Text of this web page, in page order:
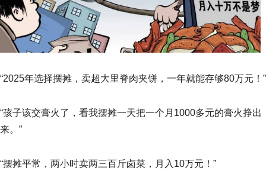
“2025年选择摆摊，卖超大里脊肉夹饼，一年就能存够80万元！”
“孩子该交膏火了，看我摆摊一天把一个月1000多元的膏火挣出
来。”
“摆摊平常，两小时卖两三百斤卤菜，月入10万元！”